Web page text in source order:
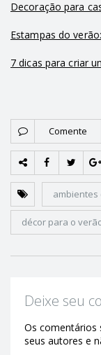
Decoração para
Estampas do
7 dicas para criar
Comente
ambientes
décor para o
Deixe seu
Os comentários
seus autores e